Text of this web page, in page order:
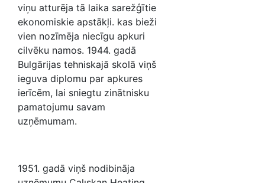
viņu atturēja tā laika sarežģītie
ekonomiskie apstākļi. kas bieži
vien nozīmēja niecīgu apkuri
cilvēku namos. 1944. gadā
Bulgārijas tehniskajā skolā viņš
ieguva diplomu par apkures
ierīcēm, lai sniegtu zinātnisku
pamatojumu savam
uzņēmumam.
1951. gadā viņš nodibināja